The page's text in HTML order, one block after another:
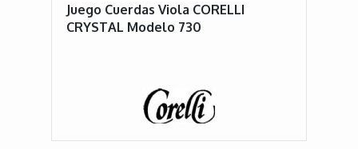
Juego Cuerdas Viola CORELLI
CRYSTAL Modelo 730